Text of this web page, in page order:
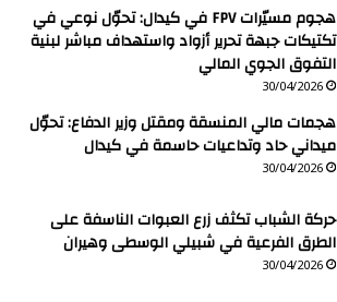
هجوم مسيّرات FPV في كيدال: تحوّل نوعي في
تكتيكات جبهة تحرير أزواد واستهداف مباشر لبنية
التفوق الجوي المالي
30/04/2026
هجمات مالي المنسقة ومقتل وزير الدفاع: تحوّل
ميداني حاد وتداعيات حاسمة في كيدال
30/04/2026
حركة الشباب تكثف زرع العبوات الناسفة على
الطرق الفرعية في شبيلي الوسطى وهيران
30/04/2026